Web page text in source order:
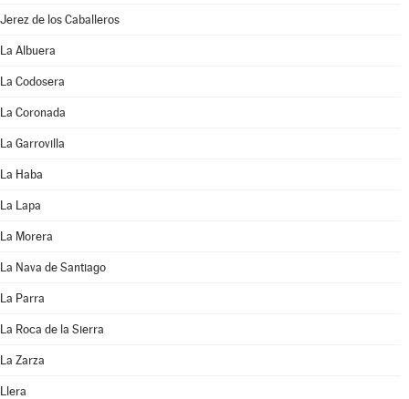
Jerez de los Caballeros
La Albuera
La Codosera
La Coronada
La Garrovilla
La Haba
La Lapa
La Morera
La Nava de Santiago
La Parra
La Roca de la Sierra
La Zarza
Llera